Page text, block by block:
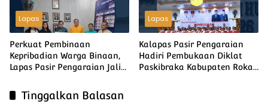
Lapas
Perkuat Pembinaan
Kepribadian Warga Binaan,
Lapas Pasir Pengaraian Jalin
Pelayanan Kerohanian
Lapas
Kalapas Pasir Pengaraian
Hadiri Pembukaan Diklat
Paskibraka Kabupaten Rokan
Tinggalkan Balasan